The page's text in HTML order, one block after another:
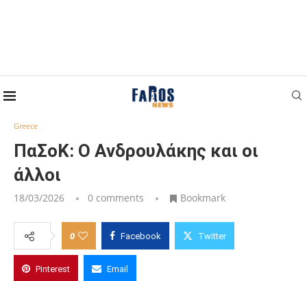
Home ΠαΣοΚ: Ο Ανδρουλάκης και οι άλλοι
Greece
ΠαΣοΚ: Ο Ανδρουλάκης και οι
άλλοι
18/03/2026 0 comments Bookmark
0 Facebook Twitter
Pinterest Email